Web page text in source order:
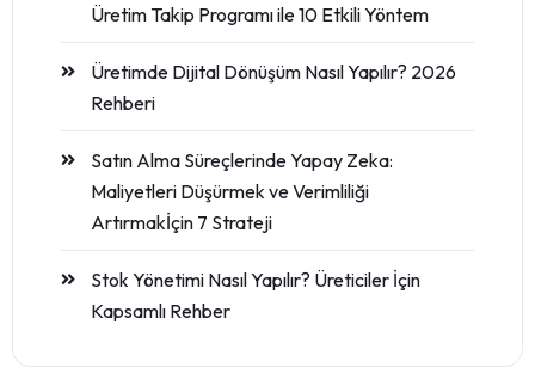
Üretim Takip Programı ile 10 Etkili Yöntem
Üretimde Dijital Dönüşüm Nasıl Yapılır? 2026
Rehberi
Satın Alma Süreçlerinde Yapay Zeka:
Maliyetleri Düşürmek ve Verimliliği
Artırmakİçin 7 Strateji
Stok Yönetimi Nasıl Yapılır? Üreticiler İçin
Kapsamlı Rehber